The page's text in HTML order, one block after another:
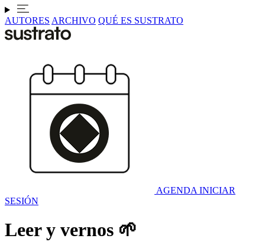
AUTORES ARCHIVO QUÉ ES SUSTRATO
AGENDA INICIAR
SESIÓN
Leer y vernos 🌱